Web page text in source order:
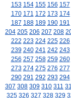
153 154 155 156 157
170 171 172 173 174
187 188 189 190 191
204 205 206 207 208
222 223 224 225 226
239 240 241 242 243
256 257 258 259 260
273 274 275 276 277
290 291 292 293 294
307 308 309 310 311
325 326 327 328 329